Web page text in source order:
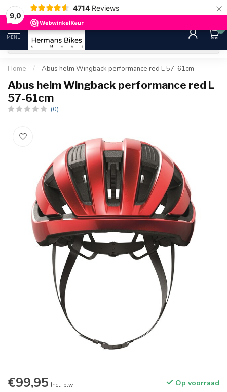
9,0
4714 Reviews ×
30 dagen bedenktijd Gratis
MENU
0
Home / Abus helm Wingback performance red L 57-61cm
Abus helm Wingback performance red L
57-61cm
(0)
€99,95 Incl. btw Op voorraad